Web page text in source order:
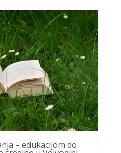
– edukacijom do